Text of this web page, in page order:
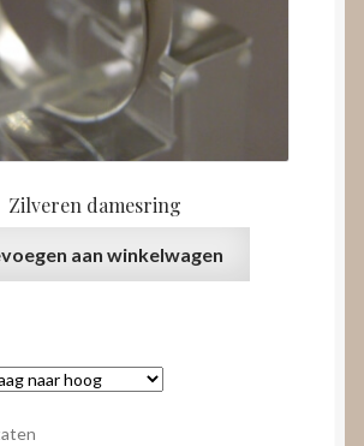
Zilveren damesring
aan winkelwagen